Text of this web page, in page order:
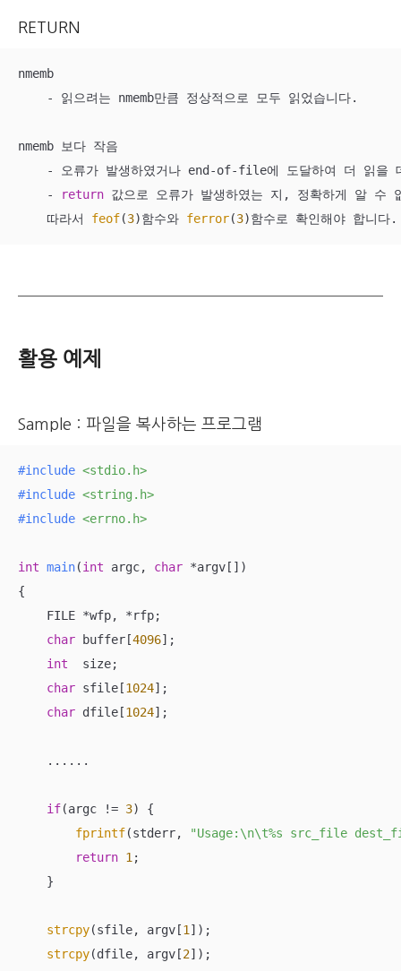
RETURN
nmemb
    - 읽으려는 nmemb만큼 정상적으로 모두 읽었습니다.
nmemb 보다 작음
- 오류가 발생하였거나 end-of-file에 도달하여 더 읽을
    -
return 값으로 오류가 발생하였는 지, 정확하게 알 수
    따라서
feof(3)함수와 ferror(3)함수로 확인해야 합니다.
활용 예제
Sample : 파일을 복사하는 프로그램
#include <stdio.h>
#include <string.h>
#include <errno.h>
int main(int argc, char *argv[])
{
    FILE *wfp, *rfp;
char buffer[4096];
int
  size;
char sfile[1024];
char dfile[1024];
    ......
if(argc != 3) {
fprintf(stderr,
"Usage:\n\t%s src_file
return 1 ;
    }
strcpy(sfile, argv[1 ]);
strcpy(dfile, argv[2]);